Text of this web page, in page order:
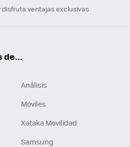
disfruta ventajas exclusivas
de...
Análisis
Móviles
Xataka Movilidad
Samsung